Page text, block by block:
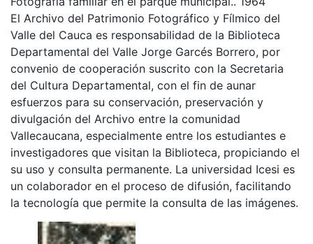
El Archivo del Patrimonio Fotográfico y Fílmico del
Valle del Cauca es responsabilidad de la Biblioteca
Departamental del Valle Jorge Garcés Borrero, por
convenio de cooperación suscrito con la Secretaria
del Cultura Departamental, con el fin de aunar
esfuerzos para su conservación, preservación y
divulgación del Archivo entre la comunidad
Vallecaucana, especialmente entre los estudiantes e
investigadores que visitan la Biblioteca, propiciando el
su uso y consulta permanente. La universidad Icesi es
un colaborador en el proceso de difusión, facilitando
la tecnología que permite la consulta de las imágenes.